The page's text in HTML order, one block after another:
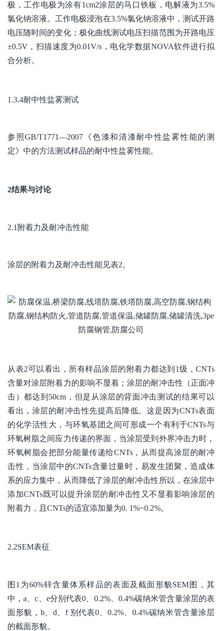
极，工作电极为涂有1cm2涂层的马口铁板，电解液为3.5%
氯化钠溶液。工作电极浸泡在3.5%氯化钠溶液中，测试开路
电压随时间的变化；极化曲线测试电压扫描范围为开路电压
±0.5V，扫描速度为0.01V/s，电化学数据NOVA软件进行拟
合分析。
1.3.4耐中性盐雾测试
参照GB/T1771—2007《色漆和清漆耐中性盐雾性能的测
定》中的方法测试样品的耐中性盐雾性能。
2结果与讨论
2.1附着力及耐冲击性能
涂层的附着力及耐冲击性能见表2。
从表2可以看出，所有样品涂层的附着力都达到1级，CNTs
含量对涂层附着力的影响不显着；涂层的耐冲击性（正面冲
击）都达到50cm，但是从涂层的背面冲击测试的结果可以
看出，涂层的耐冲击性先提高后降低。这是因为CNTs表面
的化学活性大，与环氧基团之间可形成一个有利于CNTs与
环氧树脂之间应力传递的界面，当涂层受到外界冲击力时，
环氧树脂会把部分能量传递给CNTs，从而提高涂层的耐冲
击性，当涂层中的CNTs含量过量时，易发生团聚，造成体
系的应力集中，从而降低了涂层的耐冲击性所以，在涂层中
添加CNTs既可以提升涂层的耐冲击性又不显着影响涂层的
附着力，且CNTs的适宜添加量为0. 1%~0.2%。
2.2SEM表征
图1为60%锌含量体系样品的表面及截面形貌SEM图，其
中，a、c、e分别代表0、0.2%、0.4%碳纳米管含量涂层的表
面形貌，b、d、f 别代表0、0.2%、0.4%碳纳米管含量涂层
的截面形貌。